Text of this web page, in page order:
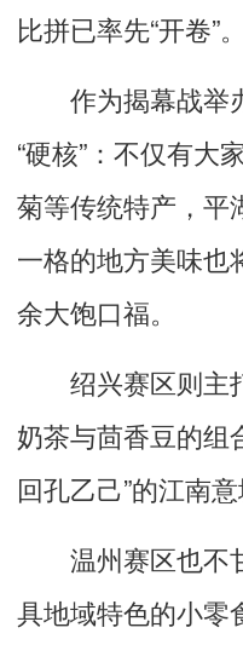
比拼已率先“开卷”。
作为揭幕战举
“硬核”：不仅有大
菊等传统特产，平
一格的地方美味也
余大饱口福。
绍兴赛区则主
奶茶与茴香豆的组
回孔乙己”的江南意
温州赛区也不
具地域特色的小零